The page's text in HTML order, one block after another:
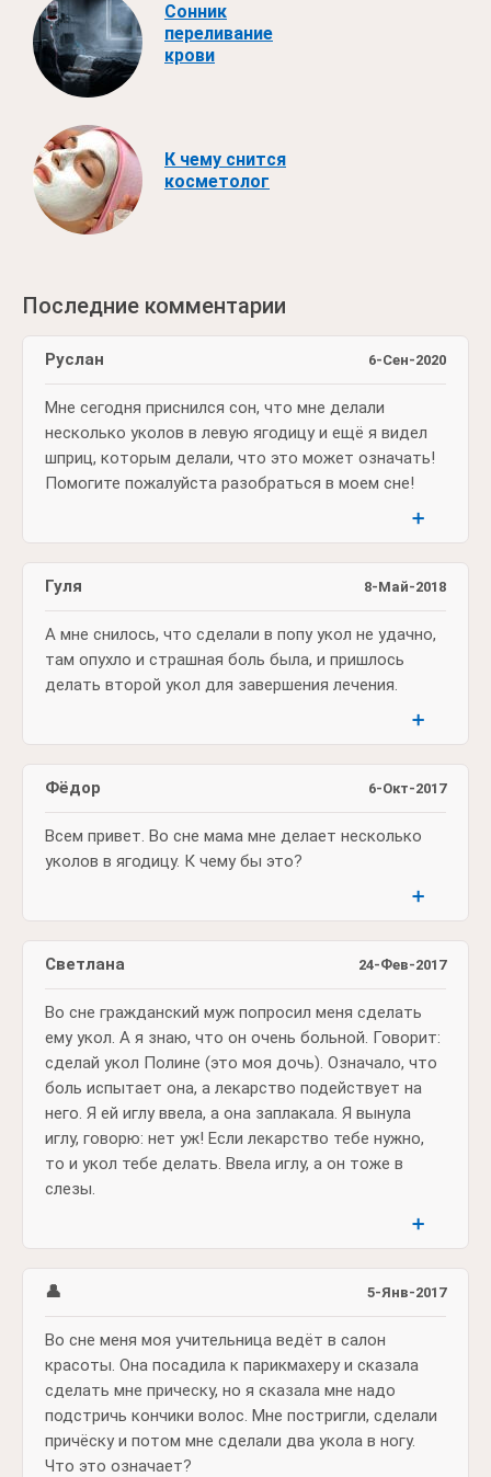
Сонник
переливание
крови
К чему снится
косметолог
Последние комментарии
6-Сен-2020
Руслан
Мне сегодня приснился сон, что мне делали
несколько уколов в левую ягодицу и ещё я видел
шприц, которым делали, что это может означать!
Помогите пожалуйста разобраться в моем сне!
➕
8-Май-2018
Гуля
А мне снилось, что сделали в попу укол не удачно,
там опухло и страшная боль была, и пришлось
делать второй укол для завершения лечения.
➕
6-Окт-2017
Фёдор
Всем привет. Во сне мама мне делает несколько
уколов в ягодицу. К чему бы это?
➕
24-Фев-2017
Светлана
Во сне гражданский муж попросил меня сделать
ему укол. А я знаю, что он очень больной. Говорит:
сделай укол Полине (это моя дочь). Означало, что
боль испытает она, а лекарство подействует на
него. Я ей иглу ввела, а она заплакала. Я вынула
иглу, говорю: нет уж! Если лекарство тебе нужно,
то и укол тебе делать. Ввела иглу, а он тоже в
слезы.
➕
5-Янв-2017
👤
Во сне меня моя учительница ведёт в салон
красоты. Она посадила к парикмахеру и сказала
сделать мне прическу, но я сказала мне надо
подстричь кончики волос. Мне постригли, сделали
причёску и потом мне сделали два укола в ногу.
Что это означает?